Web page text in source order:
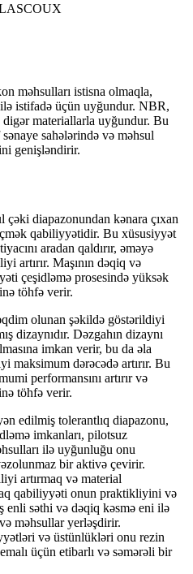
məhsulları istisna olmaqla,
istifadə üçün uyğundur. NBR,
materiallarla uyğundur. Bu
sahələrində və məhsul
genişləndirir.
çəki diapazonundan kənara çıxan
qabiliyyətidir. Bu xüsusiyyət
aradan qaldırır, əməyə
artırır. Maşının dəqiq və
çeşidləmə prosesində yüksək
töhfə verir.
olunan şəkildə göstərildiyi
dizaynıdır. Dəzgahın dizaynı
imkan verir, bu da əla
maksimum dərəcədə artırır. Bu
performansını artırır və
töhfə verir.
edilmiş tolerantlıq diapazonu,
imkanları, pilotsuz
ilə uyğunluğu onu
bir aktivə çevirir.
artırmaq və material
qabiliyyəti onun praktikliyini və
enli səthi və dəqiq kəsmə eni ilə
məhsullar yerləşdirir.
və üstünlükləri onu rezin
üçün etibarlı və səmərəli bir